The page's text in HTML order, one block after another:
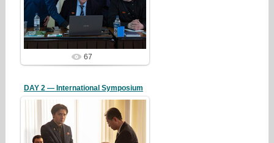
redstartvkp
67
DAY 2 — International Symposium
26/04/13